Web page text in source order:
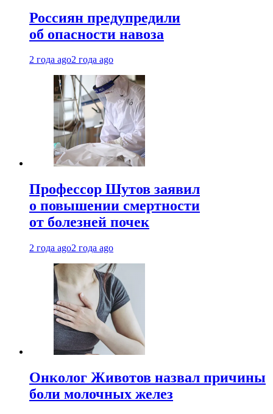
Россиян предупредили
об опасности навоза
2 года ago2 года ago
Профессор Шутов заявил
о повышении смертности
от болезней почек
2 года ago2 года ago
Онколог Животов назвал причины
боли молочных желез